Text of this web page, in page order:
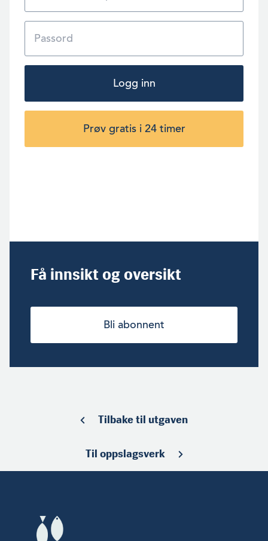
Logg inn
Prøv gratis i 24 timer
Få innsikt og oversikt
Bli abonnent
Tilbake til utgaven
Til oppslagsverk